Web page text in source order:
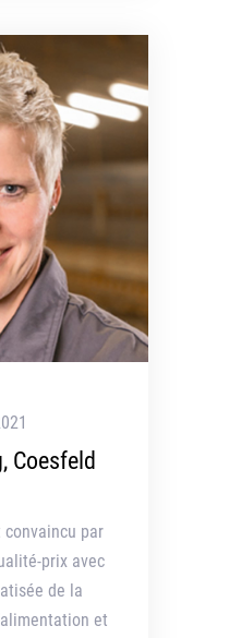
Coesfeld
convaincu par
prix avec
de la
et